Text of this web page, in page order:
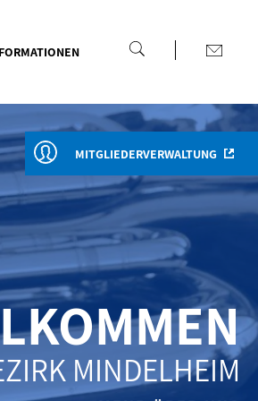
MINDELHEIM
MITGLIEDERVERWALTUNG